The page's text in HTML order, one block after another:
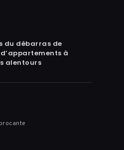
du débarras de
à
alentours